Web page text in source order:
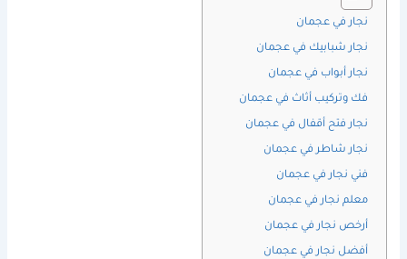
نجار في عجمان
نجار شبابيك في عجمان
نجار أبواب في عجمان
فك وتركيب أثاث في عجمان
نجار فتح أقفال في عجمان
نجار شاطر في عجمان
فني نجار في عجمان
معلم نجار في عجمان
أرخص نجار في عجمان
أفضل نجار في عجمان